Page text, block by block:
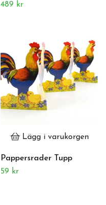
489 kr
Lägg i varukorgen
Pappersrader Tupp
59 kr